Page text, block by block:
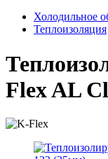
Холодильное
Теплоизоляция
Flex AL